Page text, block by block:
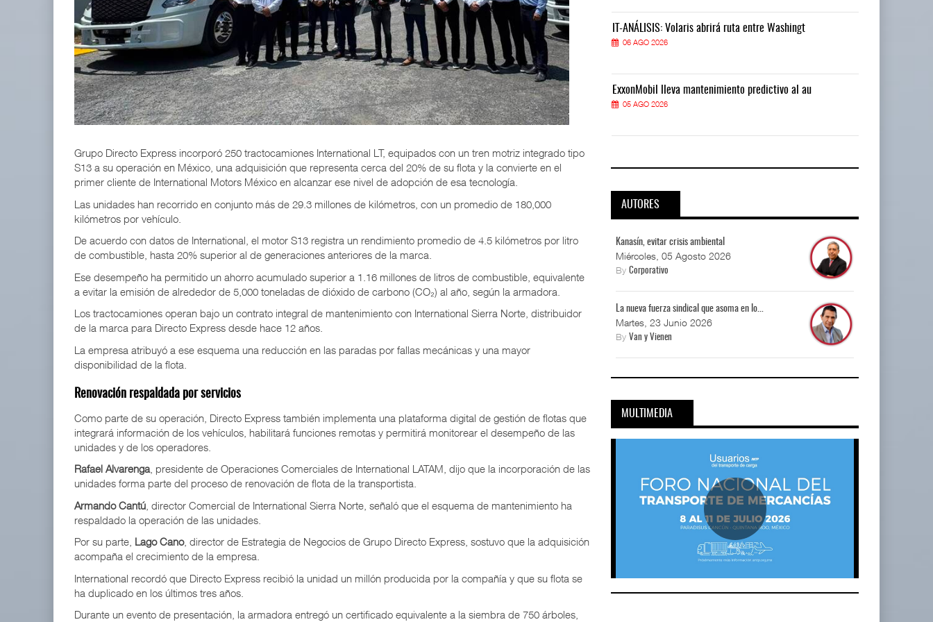
Grupo Directo Express incorporó 250 tractocamiones International LT, equipados con un tren motriz integrado tipo
S13 a su operación en México, una adquisición que representa cerca del 20% de su flota y la convierte en el
primer cliente de International Motors México en alcanzar ese nivel de adopción de esa tecnología.
Las unidades han recorrido en conjunto más de 29.3 millones de kilómetros, con un promedio de 180,000
kilómetros por vehículo.
De acuerdo con datos de International, el motor S13 registra un rendimiento promedio de 4.5 kilómetros por litro
de combustible, hasta 20% superior al de generaciones anteriores de la marca.
Ese desempeño ha permitido un ahorro acumulado superior a 1.16 millones de litros de combustible, equivalente
a evitar la emisión de alrededor de 5,000 toneladas de dióxido de carbono (CO₂) al año, según la armadora.
Los tractocamiones operan bajo un contrato integral de mantenimiento con International Sierra Norte, distribuidor
de la marca para Directo Express desde hace 12 años.
La empresa atribuyó a ese esquema una reducción en las paradas por fallas mecánicas y una mayor
disponibilidad de la flota.
Renovación respaldada por servicios
Como parte de su operación, Directo Express también implementa una plataforma digital de gestión de flotas que
integrará información de los vehículos, habilitará funciones remotas y permitirá monitorear el desempeño de las
unidades y de los operadores.
Rafael Alvarenga, presidente de Operaciones Comerciales de International LATAM, dijo que la incorporación de las
unidades forma parte del proceso de renovación de flota de la transportista.
Armando Cantú , director Comercial de International Sierra Norte, señaló que el esquema de mantenimiento ha
respaldado la operación de las unidades.
Por su parte, Lago Cano, director de Estrategia de Negocios de Grupo Directo Express, sostuvo que la adquisición
acompaña el crecimiento de la empresa.
International recordó que Directo Express recibió la unidad un millón producida por la compañía y que su flota se
ha duplicado en los últimos tres años.
Durante un evento de presentación, la armadora entregó un certificado equivalente a la siembra de 750 árboles,
IT-ANÁLISIS: Volaris abrirá ruta entre Washingt
06 AGO 2026
ExxonMobil lleva mantenimiento predictivo al au
05 AGO 2026
IT-ANÁLISIS: Volaris abrirá ruta entre Washingt
06 AGO 2026
ExxonMobil lleva mantenimiento predictivo al au
05 AGO 2026
IT-ANÁLISIS: Volaris abrirá ruta entre Washingt
06 AGO 2026
ExxonMobil lleva mantenimiento predictivo al au
05 AGO 2026
AUTORES
Kanasín, evitar crisis ambiental
Miércoles, 05 Agosto 2026
ByCorporativo
La nueva fuerza sindical que asoma en lo...
Martes, 23 Junio 2026
ByVan y Vienen
MULTIMEDIA